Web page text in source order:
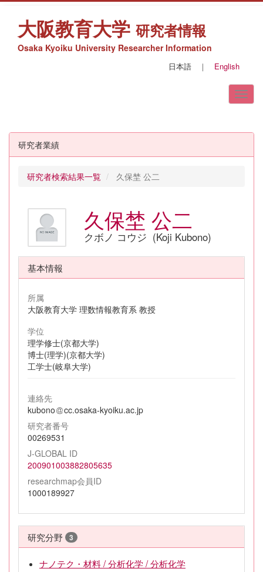
大阪教育大学 研究者情報
Osaka Kyoiku University Researcher Information
日本語 ｜ English
研究者業績
研究者検索結果一覧 久保埜 公二
久保埜 公二
クボノ コウジ (Koji Kubono)
基本情報
所属
大阪教育大学 理数情報教育系 教授
学位
理学修士(京都大学)
博士(理学)(京都大学)
工学士(岐阜大学)
連絡先
kubono
cc.osaka-kyoiku.ac.jp
研究者番号
00269531
J-GLOBAL ID
200901003882805635
researchmap会員ID
1000189927
研究分野 3
ナノテク・材料 / 分析化学 / 分析化学